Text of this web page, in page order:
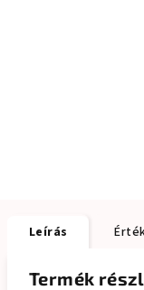
Leírás
Termék